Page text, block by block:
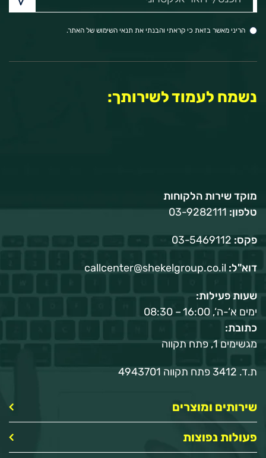
דואר
אלקטרוני:
הריני מאשר בזאת כי קראתי והבנתי את תנאי השימוש של האתר.
נשמח לעמוד לשירותך:
מוקד שירות הלקוחות
טלפון:
פקס:
דוא"ל: callcenter@shekelgroup.co.il
שעות פעילות:
ימים א‘-ה‘, 16:00 – 08:30
כתובת:
מגשימים 1, פתח תקווה
ת.ד. 3412 פתח תקווה 4943701
שירותים ומוצרים
פעולות נפוצות